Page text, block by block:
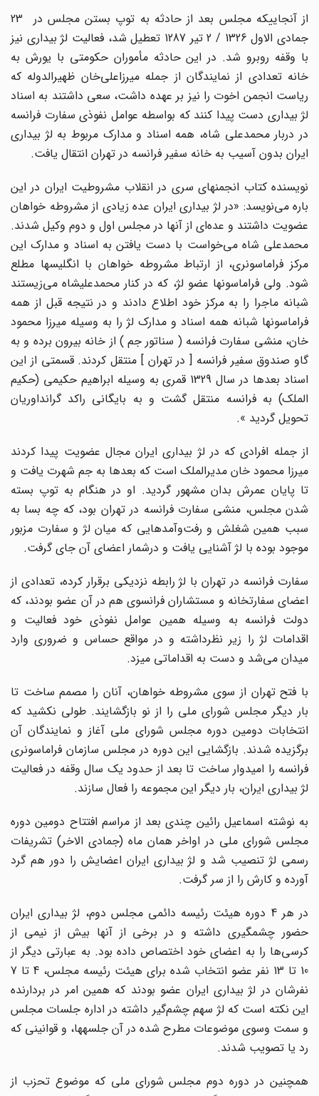
از آنجاییکه مجلس بعد از حادثه به توپ بستن مجلس در 23
جمادی الاول 1326 / 2 تیر 1287 تعطیل شد، فعالیت لژ بیداری نیز
با وقفه روبرو شد. در این حادثه مأموران حکومتی با یورش به
خانه تعدادی از نمایندگان از جمله میرزا‌علی‌خان ظهیرالدوله که
ریاست انجمن اخوت را نیز بر عهده داشت، سعی داشتند به اسناد
لژ بیداری دست پیدا کنند که بواسطه عوامل نفوذی سفارت فرانسه
در دربار محمدعلی شاه، همه اسناد و مدارک مربوط به لژ بیداری
ایران بدون آسیب به خانه سفیر فرانسه در تهران انتقال یافت.
نویسنده کتاب انجمن‎های سری در انقلاب مشروطیت ایران در این
باره می‌نویسد: «در لژ بیداری ایران عده زیادی از مشروطه ­خواهان
عضویت داشتند و عده‌ای از آن‎ها در مجلس اول و دوم وکیل شدند.
محمدعلی شاه می‌خواست با دست یافتن به اسناد و مدارک این
مرکز فراماسونری، از ارتباط مشروطه­ خواهان با انگلیس­ها مطلع
شود. ولی فراماسون‎ها عضو لژ، که در کنار محمدعلی‎شاه می‌زیستند
شبانه ماجرا را به مرکز خود اطلاع دادند و در نتیجه قبل از همه
فراماسون‎ها شبانه همه اسناد و مدارک لژ را به وسیله میرزا محمود
خان، منشی سفارت فرانسه ( سناتور جم ) از خانه بیرون برده و به
گاو صندوق سفیر فرانسه [ در تهران ] منتقل کردند. قسمتی از این
اسناد بعدها در سال 1329 قمری به وسیله ابراهیم حکیمی (حکیم
الملک) به فرانسه منتقل گشت و به بایگانی راکد گرانداوریان
تحویل گردید ».
از جمله افرادی که در لژ بیداری ایران مجال عضویت پیدا کردند
میرزا محمود خان مدیرالملک است که بعدها به جم شهرت یافت و
تا پایان عمرش بدان مشهور گردید. او در هنگام به توپ بسته
شدن مجلس، منشی سفارت فرانسه در تهران بود، که چه بسا به
سبب همین شغلش و رفت‌و‌آمدهایی که میان لژ و سفارت مزبور
موجود بوده با لژ آشنایی یافت و درشمار اعضای آن جای گرفت.
سفارت فرانسه در تهران با لژ رابطه نزدیکی برقرار کرده، تعدادی از
اعضای سفارت­خانه و مستشاران فرانسوی هم در آن عضو بودند، که
دولت فرانسه به وسیله همین عوامل نفوذی خود فعالیت و
اقدامات لژ را زیر نظرداشته و در مواقع حساس و ضروری وارد
میدان می‌شد و دست به اقداماتی می‎زد.
با فتح تهران از سوی مشروطه خواهان، آنان را مصمم ساخت تا
بار دیگر مجلس شورای ملی را از نو بازگشایند. طولی نکشید که
انتخابات دومین دوره مجلس شورای ملی آغاز و نمایندگان آن
برگزیده شدند. بازگشایی این دوره در مجلس سازمان فراماسونری
فرانسه را امیدوار ساخت تا بعد از حدود یک سال وقفه در فعالیت
لژ بیداری ایران، بار دیگر این مجموعه را فعال سازند.
به نوشته اسماعیل رائین چندی بعد از مراسم افتتاح دومین دوره
مجلس شورای ملی در اواخر همان ماه (جمادی الاخر) تشریفات
رسمی لژ تنصیب شد و لژ بیداری ایران اعضایش را دور هم گرد
آورده و کارش را از سر گرفت.
در هر 4 دوره هیئت رئیسه دائمی مجلس دوم، لژ بیداری ایران
حضور چشم‎گیری داشته و در برخی از آن‎ها بیش از نیمی از
کرسی‌ها را به اعضای خود اختصاص داده بود. به عبارتی دیگر از
10 تا 13 نفر عضو انتخاب شده برای هیئت رئیسه مجلس، 4 تا 7
نفرشان در لژ بیداری ایران عضو بودند که همین امر در بردارنده
این نکته است که لژ سهم چشم‌گیر داشته در اداره جلسات مجلس
و سمت وسوی موضوعات مطرح شده در آن جلسه‎ها، ‌و قوانینی که
رد یا تصویب شدند.
همچنین در دوره دوم مجلس شورای ملی که موضوع تحزب از